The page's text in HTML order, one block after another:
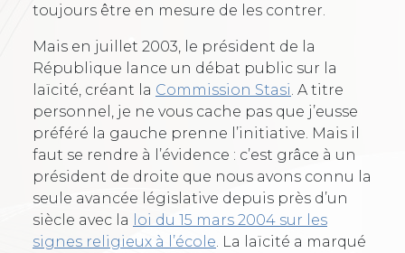
toujours être en mesure de les contrer.
Mais en juillet 2003, le président de la
République lance un débat public sur la
laïcité, créant la Commission Stasi . A titre
personnel, je ne vous cache pas que j’eusse
préféré la gauche prenne l’initiative. Mais il
faut se rendre à l’évidence : c’est grâce à un
président de droite que nous avons connu la
seule avancée législative depuis près d’un
siècle avec la
loi du 15 mars 2004 sur les
signes religieux à l’école . La laïcité a marqué